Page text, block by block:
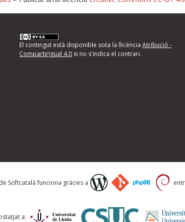
d'errors
següents i descriviu quina és la millora que
El contingut està disponible sota la llicència Atribució -
CompartirIgual 4.0si no s'indica el contrari.
Softcatalà funciona gràcies a
a: